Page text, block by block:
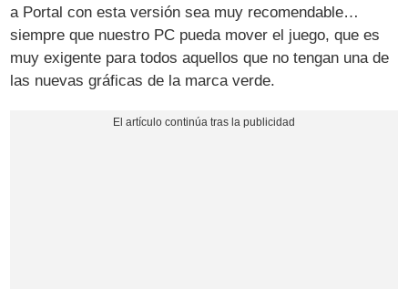
a Portal con esta versión sea muy recomendable…
siempre que nuestro PC pueda mover el juego, que es
muy exigente para todos aquellos que no tengan una de
las nuevas gráficas de la marca verde.